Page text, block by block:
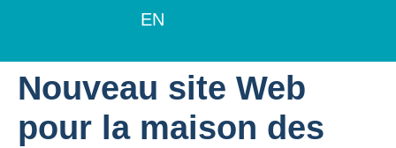
EN
Nouveau site Web
pour la maison des